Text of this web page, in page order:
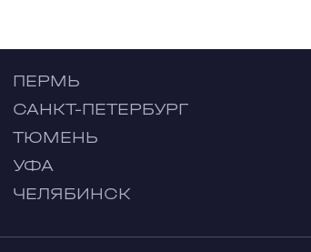
ПЕРМЬ
САНКТ-ПЕТЕРБУРГ
ТЮМЕНЬ
УФА
ЧЕЛЯБИНСК